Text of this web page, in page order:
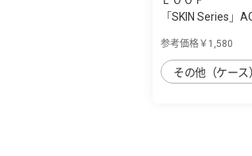
「SKIN Series」
参考価格￥1,580
その他（ケース